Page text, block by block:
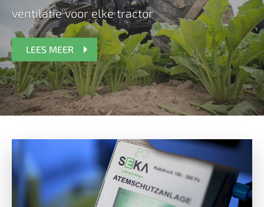
ventilatie voor elke tractor
LEES MEER